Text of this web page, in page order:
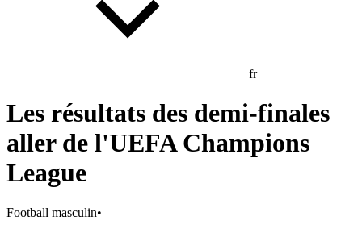
fr
Les résultats des demi-finales
aller de l'UEFA Champions
League
Football masculin•